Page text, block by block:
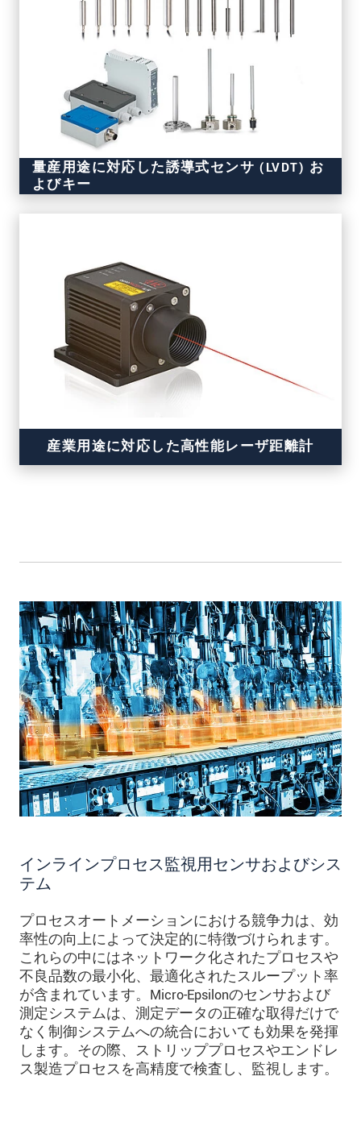
量産用途に対応した誘導式センサ (LVDT) お
よびキー
産業用途に対応した高性能レーザ距離計
インラインプロセス監視用センサおよびシス
テム
プロセスオートメーションにおける競争力は、効
率性の向上によって決定的に特徴づけられます。
これらの中にはネットワーク化されたプロセスや
不良品数の最小化、最適化されたスループット率
が含まれています。Micro-Epsilonのセンサおよび
測定システムは、測定データの正確な取得だけで
なく制御システムへの統合においても効果を発揮
します。その際、ストリッププロセスやエンドレ
ス製造プロセスを高精度で検査し、監視します。